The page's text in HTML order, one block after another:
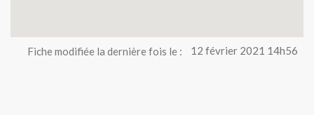
Fiche modifiée la dernière fois le : 12 février 2021 14h56